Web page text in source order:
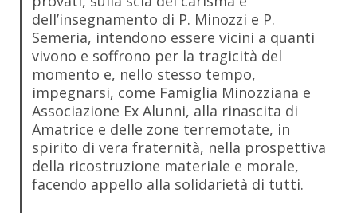
dell’insegnamento di P. Minozzi e P.
Semeria, intendono essere vicini a quanti
vivono e soffrono per la tragicità del
momento e, nello stesso tempo,
impegnarsi, come Famiglia Minozziana e
Associazione Ex Alunni, alla rinascita di
Amatrice e delle zone terremotate, in
spirito di vera fraternità, nella prospettiva
della ricostruzione materiale e morale,
facendo appello alla solidarietà di tutti.